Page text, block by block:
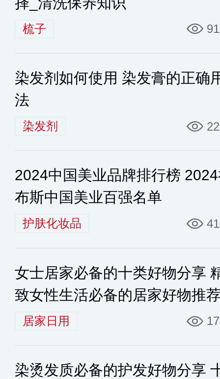
梳子
染发剂如何使用 染发膏的正确
法
染发剂
2024中国美业品牌排行榜
布斯中国美业百强名单
护肤化妆品
女士居家必备的十类好物分享
致女性生活必备的居家好物推
居家日用
染烫发质必备的护发好物分享